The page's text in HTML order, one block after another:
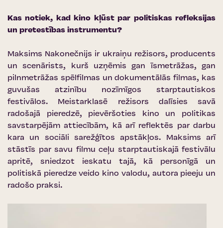
Kas notiek, kad kino kļūst par politiskas refleksijas
un pretestības instrumentu?
Maksims Nakonečnijs ir ukraiņu režisors, producents
un scenārists, kurš uzņēmis gan īsmetrāžas, gan
pilnmetrāžas spēlfilmas un dokumentālās filmas, kas
guvušas atzinību nozīmīgos starptautiskos
festivālos. Meistarklasē režisors dalīsies savā
radošajā pieredzē, pievēršoties kino un politikas
savstarpējām attiecībām, kā arī reflektēs par darbu
kara un sociāli sarežģītos apstākļos. Maksims arī
stāstīs par savu filmu ceļu starptautiskajā festivālu
apritē, sniedzot ieskatu tajā, kā personīgā un
politiskā pieredze veido kino valodu, autora pieeju un
radošo praksi.